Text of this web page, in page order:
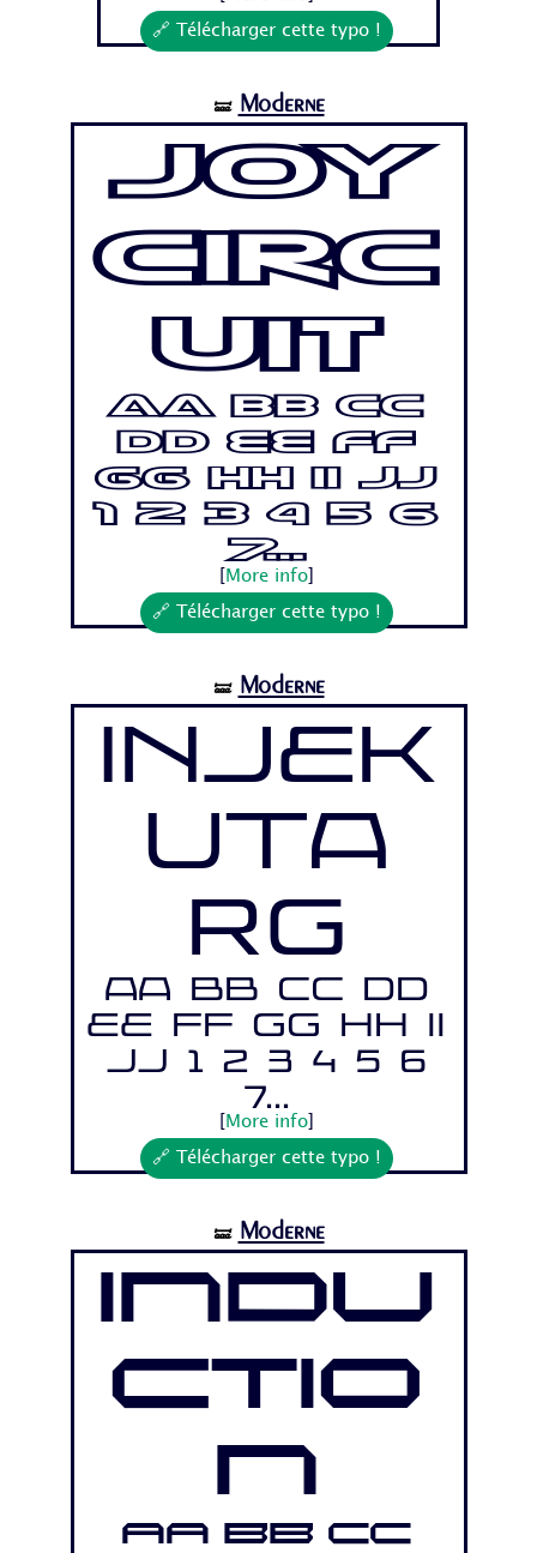
🔗 Télécharger cette typo !
🝛 Moderne
Joy
Circ
uit
Aa Bb Cc
Dd Ee Ff
Gg Hh Ii Jj
1 2 3 4 5 6
7...
More info]
🔗 Télécharger cette typo !
🝛 Moderne
Injek
uta
Rg
Aa Bb Cc Dd
Ee Ff Gg Hh Ii
Jj 1 2 3 4 5 6
7...
More info]
🔗 Télécharger cette typo !
🝛 Moderne
Indu
ctio
n
Aa Bb Cc